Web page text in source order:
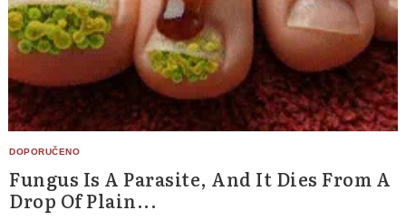
Fungus Is A Parasite, And It Dies From A
Drop Of Plain...